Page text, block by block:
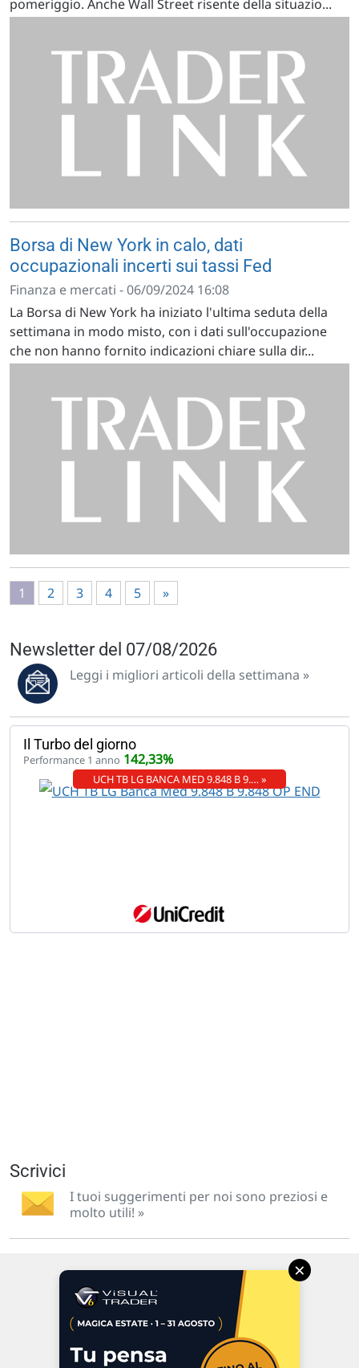
pomeriggio. Anche Wall Street risente della situazio...
Borsa di New York in calo, dati
occupazionali incerti sui tassi Fed
Finanza e mercati - 06/09/2024 16:08
La Borsa di New York ha iniziato l'ultima seduta della
settimana in modo misto, con i dati sull'occupazione
che non hanno fornito indicazioni chiare sulla dir...
1 2 3 4 5 »
Newsletter del 07/08/2026
Leggi i migliori articoli della settimana »
Il Turbo del giorno
Performance 1 anno 142,33%
UCH TB LG BANCA MED 9.848 B 9.… »
Scrivici
I tuoi suggerimenti per noi sono preziosi e
molto utili! »
47923 Rimini
P.IVA 02 452 460 401
×